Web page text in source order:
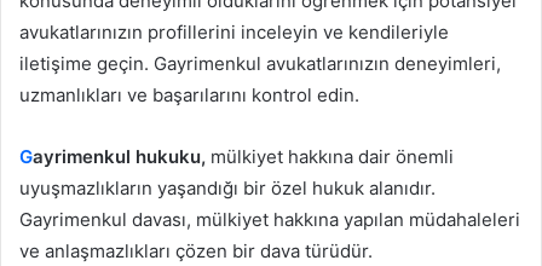
avukatlarınızın profillerini inceleyin ve kendileriyle
iletişime geçin. Gayrimenkul avukatlarınızın deneyimleri,
uzmanlıkları ve başarılarını kontrol edin.
Gayrimenkul hukuku, mülkiyet hakkına dair önemli
uyuşmazlıkların yaşandığı bir özel hukuk alanıdır.
Gayrimenkul davası, mülkiyet hakkına yapılan müdahaleleri
ve anlaşmazlıkları çözen bir dava türüdür.